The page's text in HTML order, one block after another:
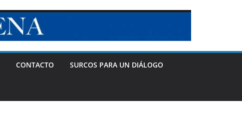
CONTACTO SURCOS PARA UN DIÁLOGO